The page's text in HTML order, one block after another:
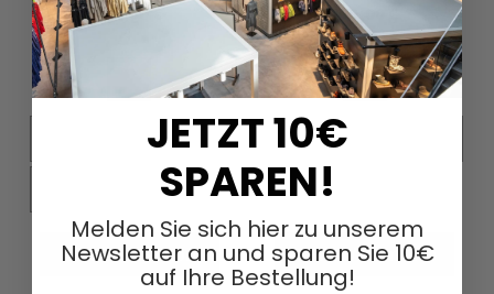
420,00 €
M
In den Warenkorb
450,00 €
XS S
XL XXL
In den Warenkorb
JETZT 10€
SPAREN!
Melden Sie sich hier zu unserem
Newsletter an und sparen Sie 10€
auf Ihre Bestellung!